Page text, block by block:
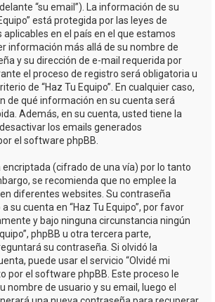
“su email”). La información de su
está protegida por las leyes de
en el país en el que estamos
información más allá de su nombre de
y su dirección de e-mail requerida por
el proceso de registro será obligatoria u
de “Haz Tu Equipo”. En cualquier caso,
de qué información en su cuenta será
Además, en su cuenta, usted tiene la
los emails generados
el software phpBB.
(cifrado de una vía) por lo tanto
se recomienda que no emplee la
diferentes websites. Su contraseña
su cuenta en “Haz Tu Equipo”, por favor
y bajo ninguna circunstancia ningún
phpBB u otra tercera parte,
su contraseña. Si olvidó la
puede usar el servicio “Olvidé mi
por el software phpBB. Este proceso le
nombre de usuario y su email, luego el